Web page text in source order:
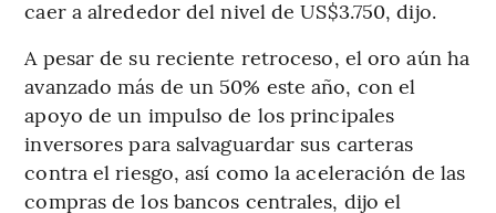
caer a alrededor del nivel de US$3.750, dijo.
A pesar de su reciente retroceso, el oro aún ha
avanzado más de un 50% este año, con el
apoyo de un impulso de los principales
inversores para salvaguardar sus carteras
contra el riesgo, así como la aceleración de las
compras de los bancos centrales, dijo el